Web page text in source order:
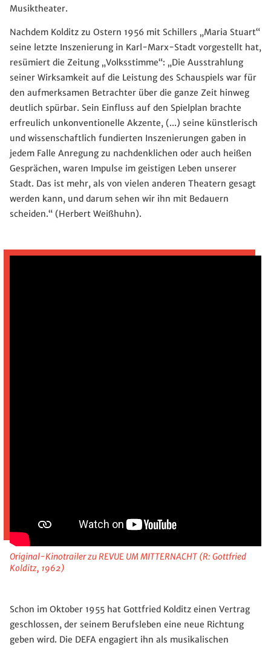
Musiktheater.
Nachdem Kolditz zu Ostern 1956 mit Schillers „Maria Stuart“
seine letzte Inszenierung in Karl-Marx-Stadt vorgestellt hat,
resümiert die Zeitung „Volksstimme“: „Die Ausstrahlung
seiner Wirksamkeit auf die Leistung des Schauspiels war für
den aufmerksamen Betrachter über die ganze Zeit hinweg
deutlich spürbar. Sein Einfluss auf den Spielplan brachte
erfreulich unkonventionelle Akzente, (...) seine künstlerisch
und wissenschaftlich fundierten Inszenierungen gaben in
jedem Falle Anregung zu nachdenklichen oder auch heißen
Gesprächen, waren Impulse im geistigen Leben unserer
Stadt. Das ist mehr, als von vielen anderen Theatern gesagt
werden kann, und darum sehen wir ihn mit Bedauern
scheiden.“ (Herbert Weißhuhn).
Original-Kinotrailer zu REVUE UM MITTERNACHT (R: Gottfried
Kolditz, 1962)
Schon im Oktober 1955 hat Gottfried Kolditz einen Vertrag
geschlossen, der seinem Berufsleben eine neue Richtung
geben wird. Die DEFA engagiert ihn als musikalischen